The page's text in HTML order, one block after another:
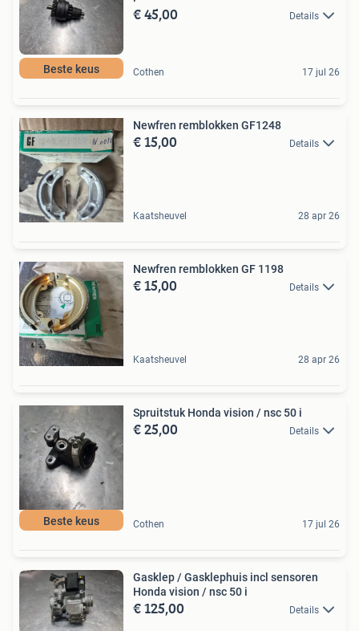
Beste keus
€ 45,00 Details
Cothen 17 jul 26
Newfren remblokken GF1248
€ 15,00 Details
Kaatsheuvel 28 apr 26
Newfren remblokken GF 1198
€ 15,00 Details
Kaatsheuvel 28 apr 26
Beste keus
Spruitstuk Honda vision / nsc 50 i
€ 25,00 Details
Cothen 17 jul 26
Gasklep / Gasklephuis incl sensoren
Honda vision / nsc 50 i
€ 125,00 Details